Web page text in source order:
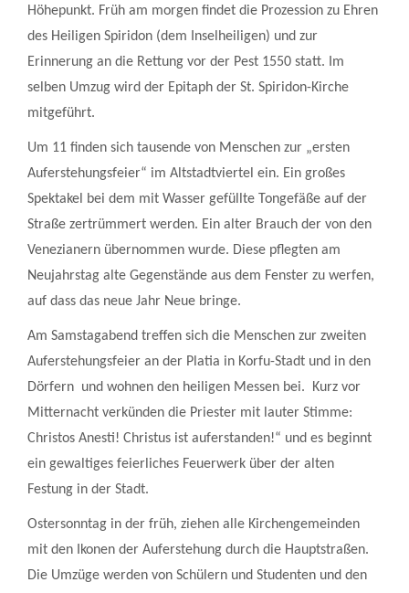
Höhepunkt. Früh am morgen findet die Prozession zu Ehren
des Heiligen Spiridon (dem Inselheiligen) und zur
Erinnerung an die Rettung vor der Pest 1550 statt. Im
selben Umzug wird der Epitaph der St. Spiridon-Kirche
mitgeführt.
Um 11 finden sich tausende von Menschen zur „ersten
Auferstehungsfeier“ im Altstadtviertel ein. Ein großes
Spektakel bei dem mit Wasser gefüllte Tongefäße auf der
Straße zertrümmert werden. Ein alter Brauch der von den
Venezianern übernommen wurde. Diese pflegten am
Neujahrstag alte Gegenstände aus dem Fenster zu werfen,
auf dass das neue Jahr Neue bringe.
Am Samstagabend treffen sich die Menschen zur zweiten
Auferstehungsfeier an der Platia in Korfu-Stadt und in den
Dörfern und wohnen den heiligen Messen bei. Kurz vor
Mitternacht verkünden die Priester mit lauter Stimme:
Christos Anesti! Christus ist auferstanden!“ und es beginnt
ein gewaltiges feierliches Feuerwerk über der alten
Festung in der Stadt.
Ostersonntag in der früh, ziehen alle Kirchengemeinden
mit den Ikonen der Auferstehung durch die Hauptstraßen.
Die Umzüge werden von Schülern und Studenten und den